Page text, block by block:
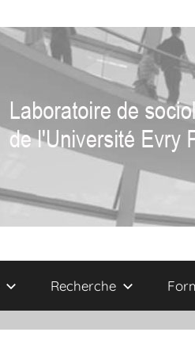
Recherche